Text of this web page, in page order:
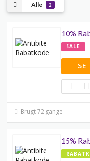
Alle 2
10%
SALE
SE
Brugt 72 gange
15%